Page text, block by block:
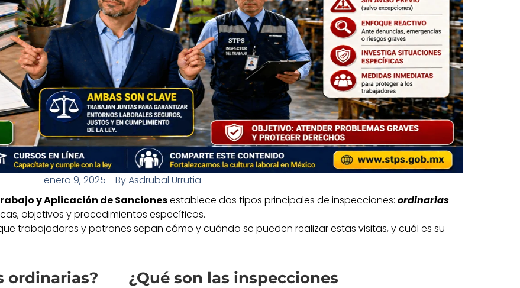
enero 9, 2025 ByAsdrubal Urrutia
y Aplicación de Sancionesestablece dos tipos principales de inspecciones: ordinarias
objetivos y procedimientos específicos.
trabajadores y patrones sepan cómo y cuándo se pueden realizar estas visitas, y cuál es su
ordinarias?
¿Qué son las inspecciones